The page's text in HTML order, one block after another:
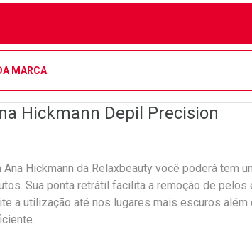
MARCA
Hickmann Depil Precision
Hickmann da Relaxbeauty você poderá tem
Sua ponta retrátil facilita a remoção de pelos
a utilização até nos lugares mais escuros além